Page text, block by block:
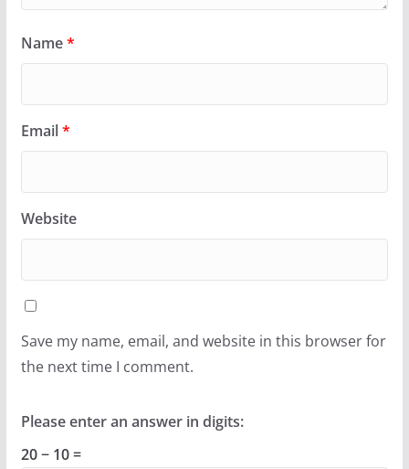
Name*
Email*
Website
Save my name, email, and website in this browser for
the next time I comment.
Please enter an answer in digits:
20 − 10 =